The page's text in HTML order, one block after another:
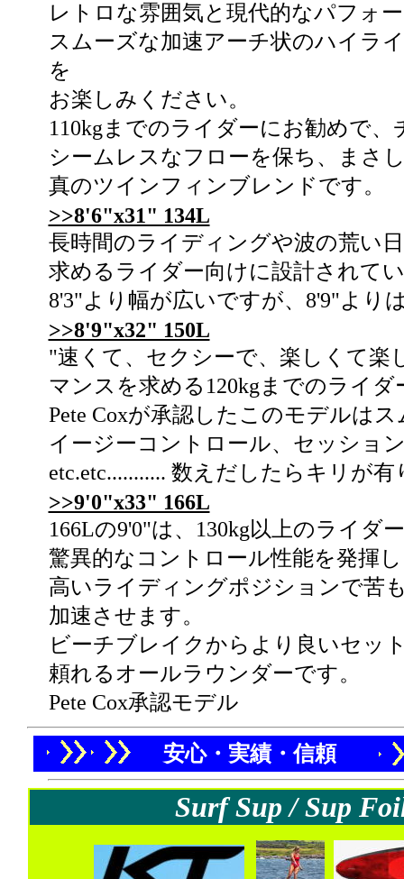
レトロな雰囲気と現代的なパフォ
スムーズな加速アーチ状のハイラ
を
お楽しみください。
110kgまでのライダーにお勧めで
シームレスなフローを保ち、まさ
真のツインフィンブレンドです。
>>8'6"x31" 134L
長時間のライディングや波の荒い
求めるライダー向けに設計されて
8'3"より幅が広いですが、8'9"より
>>8'9"x32" 150L
"速くて、セクシーで、楽しくて楽
マンスを求める120kgまでのライダ
Pete Coxが承認したこのモデルは
イージーコントロール、セッショ
etc.etc........... 数えだしたらキリが
>>9'0"x33" 166L
166Lの9'0"は、130kg以上のライダ
驚異的なコントロール性能を発揮
高いライディングポジションで苦
加速させます。
ビーチブレイクからより良いセッ
頼れるオールラウンダーです。
Pete Cox承認モデル
安心・実績・信頼
Surf Sup / Sup